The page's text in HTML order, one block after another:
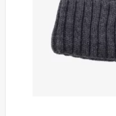
Добавляйте
в корзину